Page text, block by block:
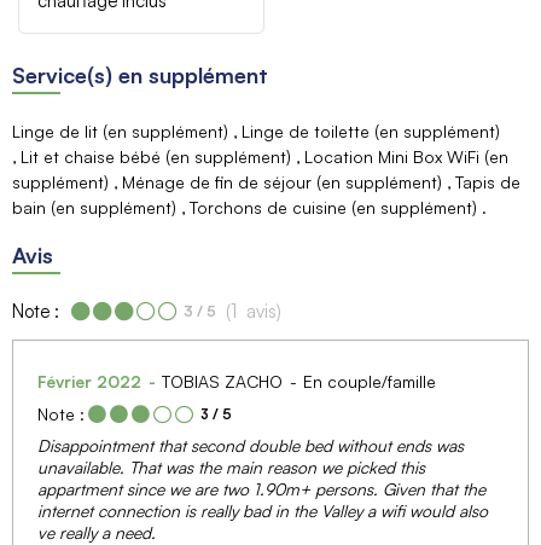
Service(s) en supplément
Linge de lit (en supplément)
Linge de toilette (en supplément)
Lit et chaise bébé (en supplément)
Location Mini Box WiFi (en
supplément)
Ménage de fin de séjour (en supplément)
Tapis de
bain (en supplément)
Torchons de cuisine (en supplément)
Avis
Note : 3 / 5 (1 avis)
Février 2022 TOBIAS ZACHO
En couple/famille
Note :
3 / 5
Disappointment that second double bed without ends was
unavailable. That was the main reason we picked this
appartment since we are two 1.90m+ persons. Given that the
internet connection is really bad in the Valley a wifi would also
ve really a need.